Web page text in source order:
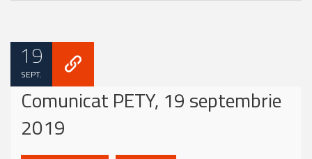
19
SEPT.
Comunicat PETY, 19 septembrie
2019